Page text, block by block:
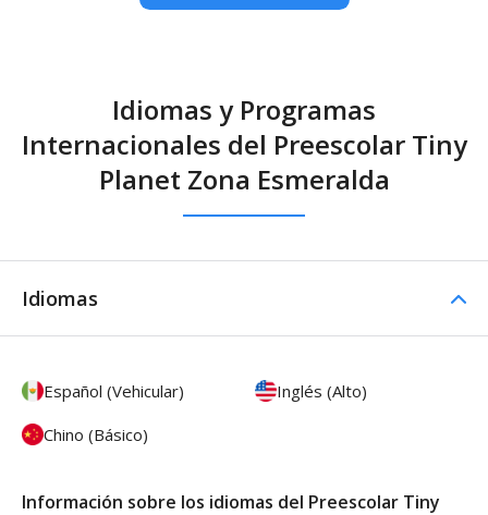
Idiomas y Programas
Internacionales del Preescolar Tiny
Planet Zona Esmeralda
Idiomas
Español (Vehicular)
Inglés (Alto)
Chino (Básico)
Información sobre los idiomas del Preescolar Tiny